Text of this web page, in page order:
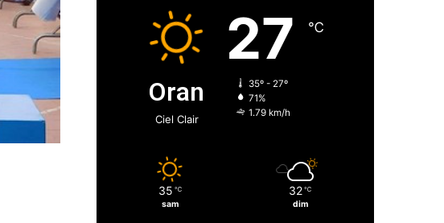
Oran
Ciel Clair
27 ℃
35º - 27º
71%
1.79 km/h
35 ℃
sam
32 ℃
dim